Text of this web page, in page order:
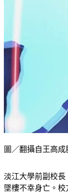
圖／翻攝自王高成
淡江大學前副校長
墜樓不幸身亡。